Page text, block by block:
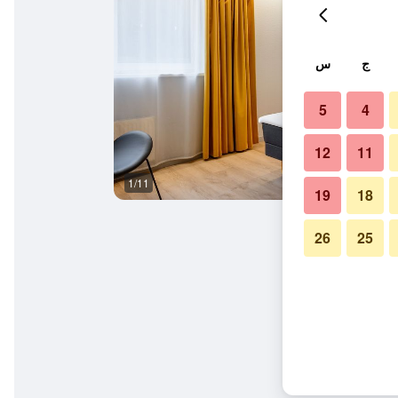
1/11
ج س
4
5
11
12
18
19
25
26